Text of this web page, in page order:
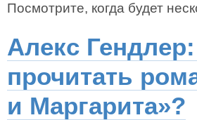
Посмотрите, когда будет
Алекс
прочитать
и Маргарита»?